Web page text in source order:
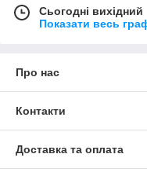
Сьогодні вихідний
Показати весь
Про нас
Контакти
Доставка та оплата